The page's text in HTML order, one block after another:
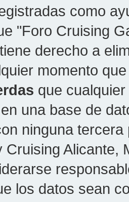
como
"Foro Cruising
derecho a
momento
que
una base de
ninguna
Cruising Alicante,
los datos sean